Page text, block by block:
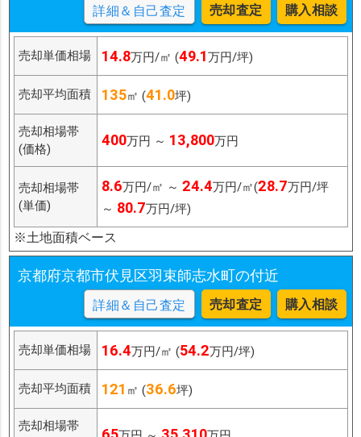
詳細＆自己査定 売却査定 購入相談
売却単価相場 14.8万円/㎡ (49.1万円/坪)
売却平均面積 135㎡ (41.0坪)
売却相場帯
(価格)
400万円 ～ 13,800万円
売却相場帯
(単価)
8.6万円/㎡ ～ 24.4万円/㎡(28.7万円/坪
～ 80.7万円/坪)
※土地面積ベース
京都府京都市伏見区羽束師志水町の付近
詳細＆自己査定 売却査定 購入相談
売却単価相場 16.4万円/㎡ (54.2万円/坪)
売却平均面積 121 ㎡ (36.6坪)
売却相場帯